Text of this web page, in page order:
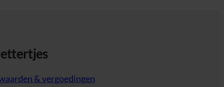
& vergoedingen